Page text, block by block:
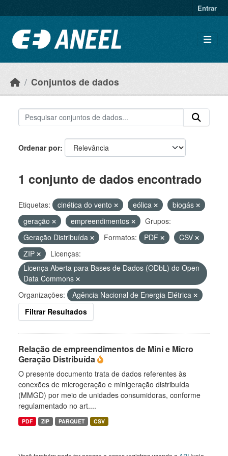
Entrar
Conjuntos de dados
Ordenar por
1 conjunto de dados encontrado
Etiquetas: cinética do vento eólica
biogás
geração
empreendimentos
Grupos:
Geração Distribuída
Formatos: PDF
CSV
ZIP
Licenças:
Licença Aberta para Bases de Dados (ODbL) do Open
Data Commons
Organizações:
Agência Nacional de Energia Elétrica
Filtrar Resultados
Relação de empreendimentos de Mini e Micro
Geração Distribuída
O presente documento trata de dados referentes às
conexões de microgeração e minigeração distribuída
(MMGD) por meio de unidades consumidoras, conforme
regulamentado no art....
PDF ZIP PARQUET CSV